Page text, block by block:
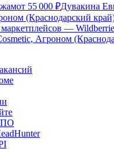
от 55 000 ₽Дувакина
(Краснодарский
—
Агроном
ПО